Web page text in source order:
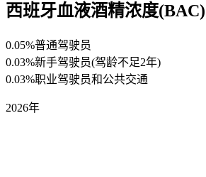
西班牙血液酒精浓度
0.05%普通驾驶员
0.03%新手驾驶员(驾龄不足2年)
0.03%职业驾驶员和公共交通
2026年